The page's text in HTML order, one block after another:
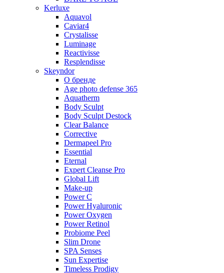
Kerluxe
Aquavol
Caviar4
Crystalisse
Luminage
Reactivisse
Resplendisse
Skeyndor
О бренде
Age photo defense 365
Aquatherm
Body Sculpt
Body Sculpt Destock
Clear Balance
Corrective
Dermapeel Pro
Essential
Eternal
Expert Cleanse Pro
Global Lift
Make-up
Power C
Power Hyaluronic
Power Oxygen
Power Retinol
Probiome Peel
Slim Drone
SPA Senses
Sun Expertise
Timeless Prodigy